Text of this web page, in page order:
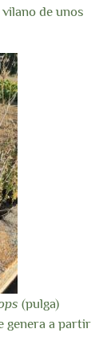
de unos
(pulga)
genera a partir